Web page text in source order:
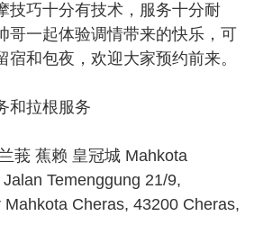
技巧十分有技术，服务十分耐
哥一起体验调情带来的快乐，可
宿和包夜，欢迎大家预约前来。
和拉根服务
莪 蕉赖 皇冠城 Mahkota
Temenggung 21/9,
Cheras, 43200 Cheras,